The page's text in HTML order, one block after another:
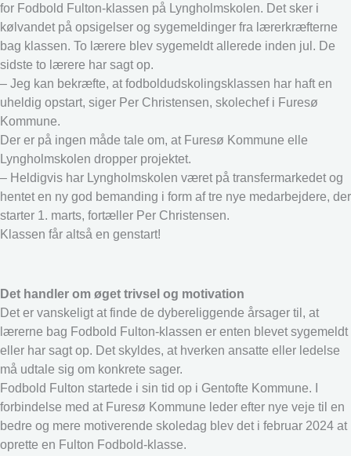
for Fodbold Fulton-klassen på Lyngholmskolen. Det sker i
kølvandet på opsigelser og sygemeldinger fra lærerkræfterne
bag klassen. To lærere blev sygemeldt allerede inden jul. De
sidste to lærere har sagt op.
– Jeg kan bekræfte, at fodboldudskolingsklassen har haft en
uheldig opstart, siger Per Christensen, skolechef i Furesø
Kommune.
Der er på ingen måde tale om, at Furesø Kommune elle
Lyngholmskolen dropper projektet.
– Heldigvis har Lyngholmskolen været på transfermarkedet og
hentet en ny god bemanding i form af tre nye medarbejdere, der
starter 1. marts, fortæller Per Christensen.
Klassen får altså en genstart!
Det handler om øget trivsel og motivation
Det er vanskeligt at finde de dybereliggende årsager til, at
lærerne bag Fodbold Fulton-klassen er enten blevet sygemeldt
eller har sagt op. Det skyldes, at hverken ansatte eller ledelse
må udtale sig om konkrete sager.
Fodbold Fulton startede i sin tid op i Gentofte Kommune. I
forbindelse med at Furesø Kommune leder efter nye veje til en
bedre og mere motiverende skoledag blev det i februar 2024 at
oprette en Fulton Fodbold-klasse.